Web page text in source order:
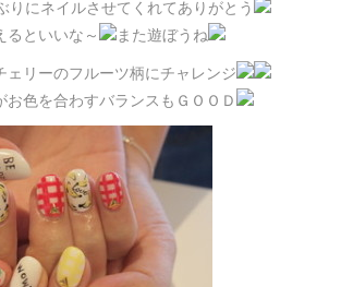
りにネイルさせてくれてありがとう
るといいな～
また遊ぼうね
ェリーのフルーツ柄にチャレンジ
お色を合わすバランスもＧＯＯＤ